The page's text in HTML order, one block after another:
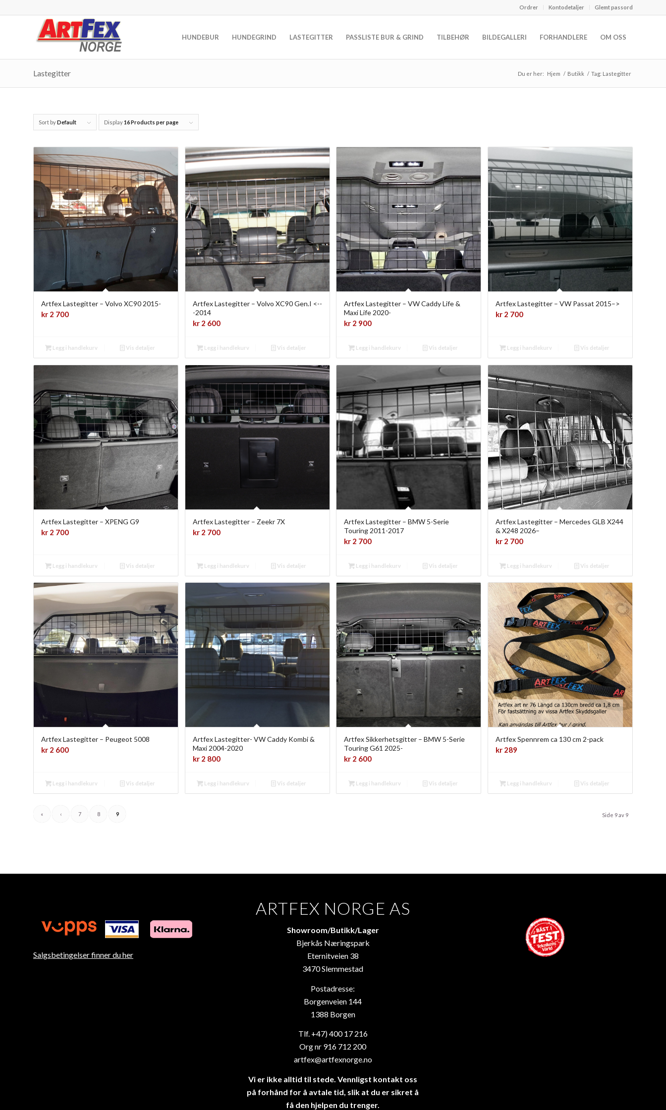
Ordrer Kontodetaljer Glemt passord
HUNDEBUR HUNDEGRIND LASTEGITTER PASSLISTE BUR & GRIND TILBEHØR BILDEGALLERI FORHANDLERE OM OSS
Lastegitter Du er her: Hjem / Butikk / Tag: Lastegitter
Sort byDefault Display16 Products per page
Artfex Lastegitter – Volvo XC90 2015-
kr 2 700
Legg i handlekurv Vis detaljer
Artfex Lastegitter – Volvo XC90 Gen.I <--
-2014
kr2 600
Legg i handlekurv Vis detaljer
Artfex Lastegitter – VW Caddy Life &
Maxi Life 2020-
kr 2 900
Legg i handlekurv Vis detaljer
Artfex Lastegitter – VW Passat 2015–>
kr2 700
Legg i handlekurv Vis detaljer
Artfex Lastegitter – XPENG G9
kr 2 700
Legg i handlekurv Vis detaljer
Artfex Lastegitter – Zeekr 7X
kr2 700
Legg i handlekurv Vis detaljer
Artfex Lastegitter – BMW 5-Serie
Touring 2011-2017
kr 2 700
Legg i handlekurv Vis detaljer
Artfex Lastegitter – Mercedes GLB X244
& X248 2026–
kr2 700
Legg i handlekurv Vis detaljer
Artfex Lastegitter – Peugeot 5008
kr 2 600
Legg i handlekurv Vis detaljer
Artfex Lastegitter- VW Caddy Kombi &
Maxi 2004-2020
kr2 800
Legg i handlekurv Vis detaljer
Artfex Sikkerhetsgitter – BMW 5-Serie
Touring G61 2025-
kr 2 600
Legg i handlekurv Vis detaljer
Artfex Spennrem ca 130 cm 2-pack
kr289
Legg i handlekurv Vis detaljer
Side 9 av 9
« ‹ 7 8 9
ARTFEX NORGE AS
Salgsbetingelser finner du her
Showroom/Butikk/Lager
Bjerkås Næringspark
Eternitveien 38
3470 Slemmestad
Postadresse:
Borgenveien 144
1388 Borgen
Tlf. +47) 400 17 216
Org nr 916 712 200
artfex@artfexnorge.no
Vi er ikke alltid til stede. Vennligst kontakt oss
på forhånd for å avtale tid, slik at du er sikret å
få den hjelpen du trenger.